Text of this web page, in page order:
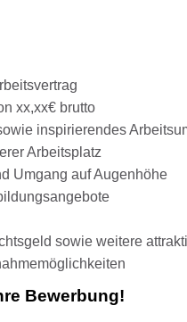
xx,xx€ brutto
inspirierendes
Arbeitsplatz
Umgang auf Augenhöhe
sowie weitere
Bewerbung!